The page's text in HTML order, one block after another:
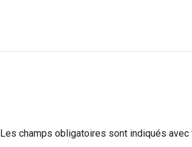
Les champs obligatoires sont indiqués avec